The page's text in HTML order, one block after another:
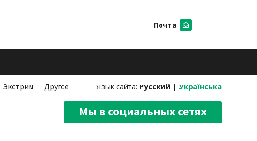
Почта
Экстрим Другое Язык сайта: Русский | Українська
Мы в социальных сетях